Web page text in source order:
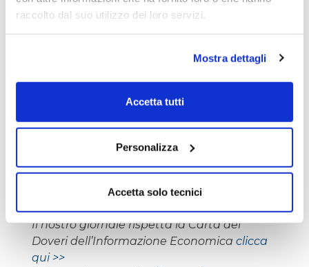
raccolto dal suo utilizzo dei loro servizi.
Mostra dettagli
Accetta tutti
Personalizza
Accetta solo tecnici
L’autore del presente articolo è iscritto
all’Ordine dei Giornalisti e non detiene gli
strumenti oggetto delle sue analisi.
Il nostro giornale rispetta la Carta dei
Doveri dell’Informazione Economica clicca
qui >>